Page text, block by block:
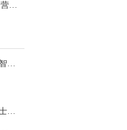
习近平：民营经济发展前景广阔大有可为 民营企业和民营企业家大显身手正当其时
习近平出席2026世界人工智能大会暨人工智能全球治理高级别会议开幕式并发表主旨讲话
习近平出席国家科学技术奖励大会两院院士大会中国科协第十一次全国代表大会并发表重要讲话